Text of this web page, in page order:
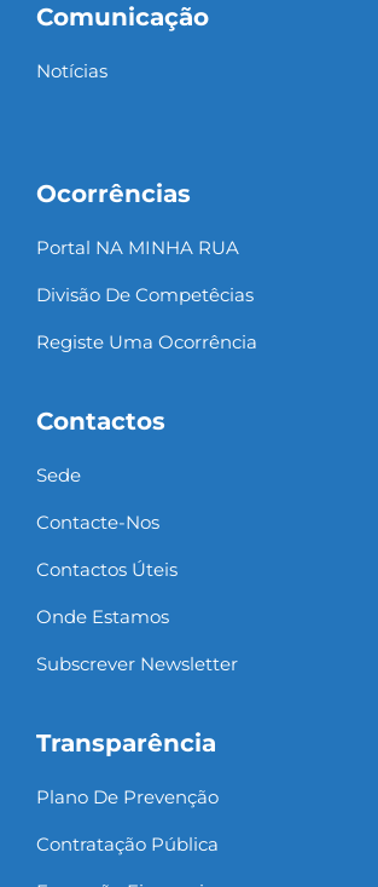
Comunicação
Notícias
Ocorrências
Portal NA MINHA RUA
Divisão De Competêcias
Registe Uma Ocorrência
Contactos
Sede
Contacte-Nos
Contactos Úteis
Onde Estamos
Subscrever Newsletter
Transparência
Plano De Prevenção
Contratação Pública